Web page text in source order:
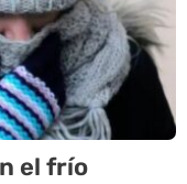
el frío